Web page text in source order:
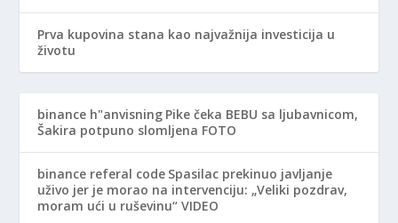
Prva kupovina stana kao najvažnija investicija u
životu
binance h"anvisning Pike čeka BEBU sa ljubavnicom,
Šakira potpuno slomljena FOTO
binance referal code Spasilac prekinuo javljanje
uživo jer je morao na intervenciju: „Veliki pozdrav,
moram ući u ruševinu“ VIDEO